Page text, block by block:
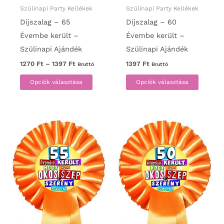
Szülinapi Party Kellékek
Díjszalag – 65
Évembe került –
Szülinapi Ajándék
1270 Ft – 1397 FtÁrtartomány:
-
1397 Ft
Bruttó
Opciók választása
Ennek
a
van.
A
változatok
a
termékoldalon
Szülinapi Party Kellékek
Díjszalag – 60
Évembe került –
Szülinapi Ajándék
1397 Ft Bruttó
Opciók választása
Ennek
a
van.
A
a